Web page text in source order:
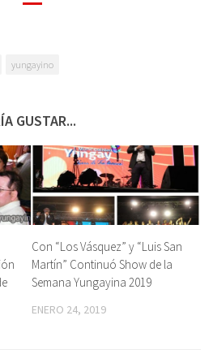
yungayino
GUSTAR...
Con “Los Vásquez” y “Luis San
Martín” Continuó Show de la
Semana Yungayina 2019
ENERO 24, 2019